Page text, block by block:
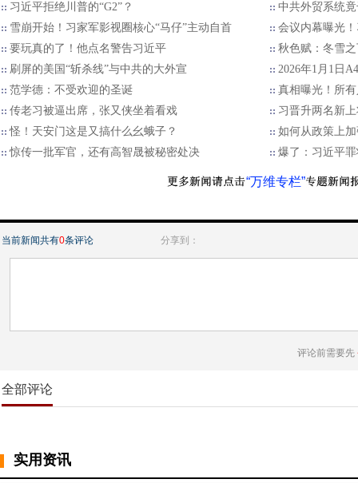
习近平拒绝川普的“G2”？
中共外贸系统
雪崩开始！习家军影视圈核心“马仔”主动自首
会议内幕曝光
要玩真的了！他点名警告习近平
秋色赋：冬雪
刷屏的美国“斩杀线”与中共的大外宣
2026年1月1日
范学德：不受欢迎的圣诞
真相曝光！所
传老习被逼出席，张又侠坐着看戏
习晋升两名新
怪！天安门这是又搞什么幺蛾子？
如何从政策上
惊传一批军官，还有高智晟被秘密处决
爆了：习近平
“万维专栏”
当前新闻共有0条评论 分享到：
评论前需要先
全部评论
实用资讯